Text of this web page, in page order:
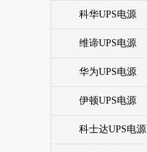
科华UPS电源
维谛UPS电源
华为UPS电源
伊顿UPS电源
科士达UPS电源